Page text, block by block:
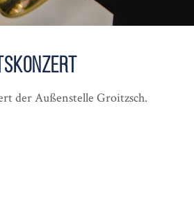
der Außenstelle Groitzsch.